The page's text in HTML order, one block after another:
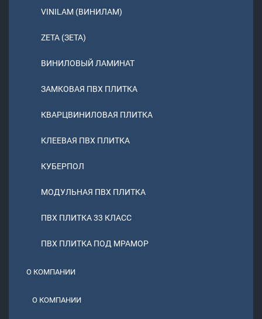
VINILAM (ВИНИЛАМ)
ZETA (ЗЕТА)
ВИНИЛОВЫЙ ЛАМИНАТ
ЗАМКОВАЯ ПВХ ПЛИТКА
КВАРЦВИНИЛОВАЯ ПЛИТКА
КЛЕЕВАЯ ПВХ ПЛИТКА
КУБЕРПОЛ
МОДУЛЬНАЯ ПВХ ПЛИТКА
ПВХ ПЛИТКА 33 КЛАСС
ПВХ ПЛИТКА ПОД МРАМОР
О КОМПАНИИ
О КОМПАНИИ